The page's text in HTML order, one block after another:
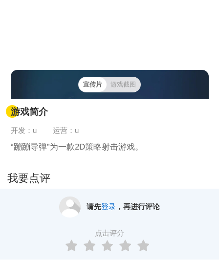
宣传片 游戏截图
游戏简介
开发：u 运营：u
“蹦蹦导弹”为一款2D策略射击游戏。
我要点评
请先登录，再进行评论
点击评分